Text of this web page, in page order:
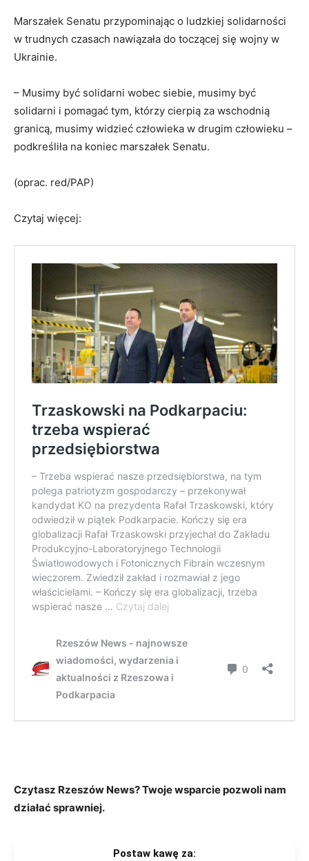
Marszałek Senatu przypominając o ludzkiej solidarności
w trudnych czasach nawiązała do toczącej się wojny w
Ukrainie.
– Musimy być solidarni wobec siebie, musimy być
solidarni i pomagać tym, którzy cierpią za wschodnią
granicą, musimy widzieć człowieka w drugim człowieku –
podkreśliła na koniec marszałek Senatu.
(oprac. red/PAP)
Czytaj więcej:
Czytasz Rzeszów News? Twoje wsparcie pozwoli nam
działać sprawniej.
Postaw kawę za: